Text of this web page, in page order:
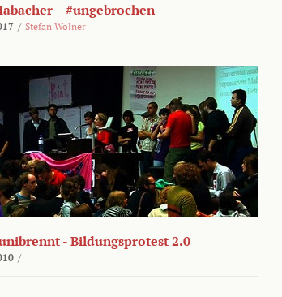
– #ungebrochen
/ Stefan Wolner
- Bildungsprotest 2.0
/